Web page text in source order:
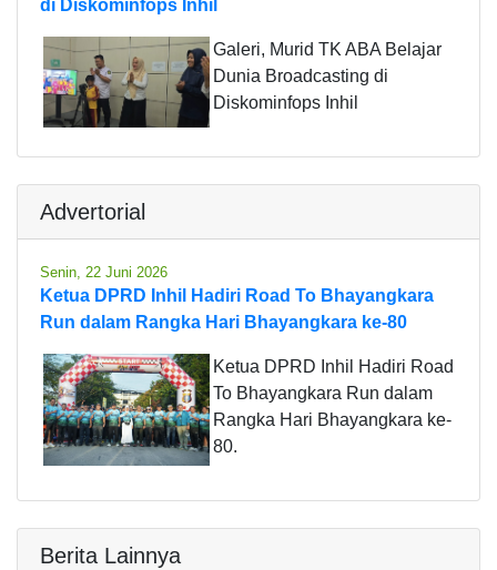
di Diskominfops Inhil
Galeri, Murid TK ABA Belajar
Dunia Broadcasting di
Diskominfops Inhil
Advertorial
Senin, 22 Juni 2026
Ketua DPRD Inhil Hadiri Road To Bhayangkara
Run dalam Rangka Hari Bhayangkara ke-80
Ketua DPRD Inhil Hadiri Road
To Bhayangkara Run dalam
Rangka Hari Bhayangkara ke-
80.
Berita Lainnya